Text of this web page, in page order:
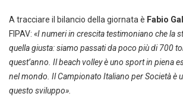
A tracciare il bilancio della giornata è Fabio
FIPAV: «I numeri in crescita testimoniano che la
quella giusta: siamo passati da poco più di 700
quest’anno. Il beach volley è uno sport in piena
nel mondo. Il Campionato Italiano per Società è
questo sviluppo».